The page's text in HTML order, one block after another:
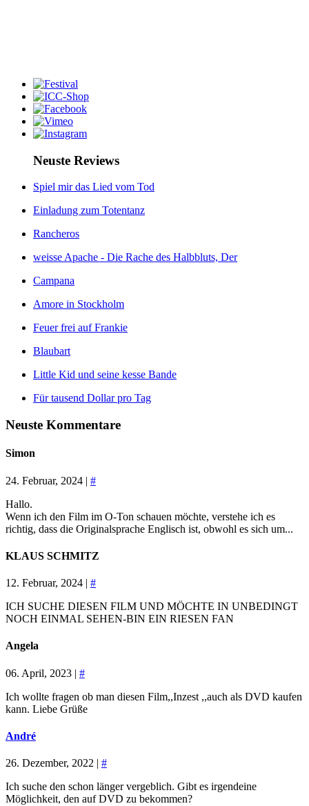
Neuste Reviews
Spiel mir das Lied vom Tod
Einladung zum Totentanz
Rancheros
weisse Apache - Die Rache des Halbbluts, Der
Campana
Amore in Stockholm
Feuer frei auf Frankie
Blaubart
Little Kid und seine kesse Bande
Für tausend Dollar pro Tag
Neuste Kommentare
Simon
24. Februar, 2024 | #
Hallo.
Wenn ich den Film im O-Ton schauen möchte, verstehe ich es
richtig, dass die Originalsprache Englisch ist, obwohl es sich um...
KLAUS SCHMITZ
12. Februar, 2024 | #
ICH SUCHE DIESEN FILM UND MÖCHTE IN UNBEDINGT
NOCH EINMAL SEHEN-BIN EIN RIESEN FAN
Angela
06. April, 2023 | #
Ich wollte fragen ob man diesen Film,,Inzest ,,auch als DVD kaufen
kann. Liebe Grüße
André
26. Dezember, 2022 | #
Ich suche den schon länger vergeblich. Gibt es irgendeine
Möglichkeit, den auf DVD zu bekommen?